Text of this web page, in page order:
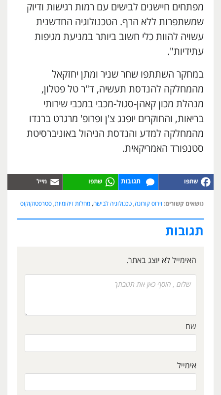
מפתחים חיישנים לבישים עם רמות רגישות ודיוק
שמשתפרות ללא הרף. הטכנולוגיה החדשנית
עשויה להוות כלי חשוב ביותר במניעת מגיפות
עתידיות".
במחקר השתתפו שחר שניר ומתן יחזקאל
מהמחלקה להנדסת תעשיה, ד"ר טל פטלון,
מנהלת מכון קאהן-סגול-מכבי במכבי שירותי
בריאות, והחוקרים יופנג צ'ן ופרופ' מרגרט ברנדו
מהמחלקה למדע והנדסת הניהול באוניברסיטת
סטנפורד האמריקאית.
תגובות
נושאים קשורים: וירוס קורונה, טכנולוגיה לבישה, מחלות זיהומיות, סטרפטוקוקוס
תגובות
האימייל לא יוצג באתר.
שם
אימייל